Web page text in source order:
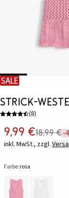
SALE
Strick-
(8)
9,99 €18,99 €-
inkl. MwSt., zzgl.
Farbe:rosa